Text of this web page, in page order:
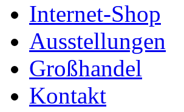
Schmuck
Internet-Shop
Ausstellungen
Großhandel
Kontakt